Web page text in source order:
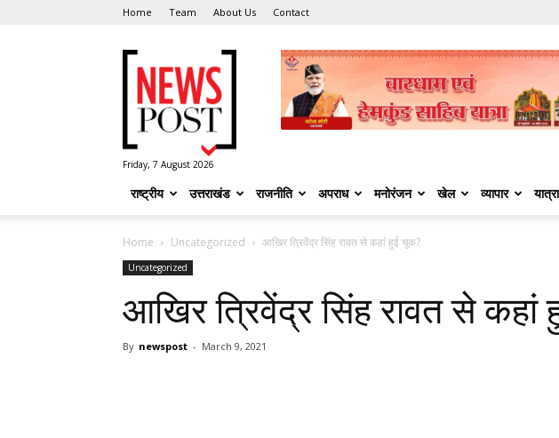
Home Team About Us Contact
Post
Friday, 7 August 2026
राष्ट्रीय उत्तराखंड राजनीति अपराध मनोरंजन खेल व्यापार यात्रा
Home Uncategorized आखिर त्रिवेंद्र सिंह रावत से कहां हुई चूक?
Uncategorized
आखिर त्रिवेंद्र सिंह रावत से कहां
By newspost - March 9, 2021